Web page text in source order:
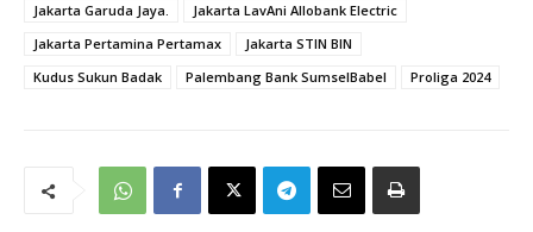
Jakarta Garuda Jaya.
Jakarta LavAni Allobank Electric
Jakarta Pertamina Pertamax
Jakarta STIN BIN
Kudus Sukun Badak
Palembang Bank SumselBabel Proliga 2024